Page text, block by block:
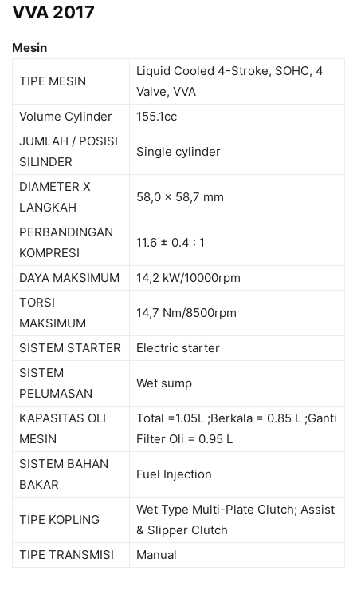
VVA 2017
Mesin
TIPE MESIN
Liquid Cooled 4-Stroke, SOHC, 4
Valve, VVA
Volume Cylinder
155.1cc
JUMLAH / POSISI
SILINDER
Single cylinder
DIAMETER X
LANGKAH
58,0 x 58,7 mm
PERBANDINGAN
KOMPRESI
11.6 ± 0.4 : 1
DAYA MAKSIMUM
14,2 kW/10000rpm
TORSI
MAKSIMUM
14,7 Nm/8500rpm
SISTEM STARTER
Electric starter
SISTEM
PELUMASAN
Wet sump
KAPASITAS OLI
MESIN
Total =1.05L ;Berkala = 0.85 L ;Ganti
Filter Oli = 0.95 L
SISTEM BAHAN
BAKAR
Fuel Injection
TIPE KOPLING
Wet Type Multi-Plate Clutch; Assist
& Slipper Clutch
TIPE TRANSMISI
Manual